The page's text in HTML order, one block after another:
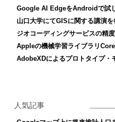
Google AI EdgeをAndroidで試
山口大学にてGISに関する講演を
ジオコーディングサービスの精
Appleの機械学習ライブラリ
AdobeXDによるプロトタイプ・
人気記事